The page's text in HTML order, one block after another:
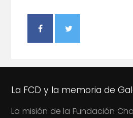
La FCD y la memoria de
La misión de la Fundación